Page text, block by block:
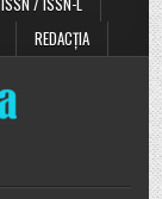
REDACȚIA